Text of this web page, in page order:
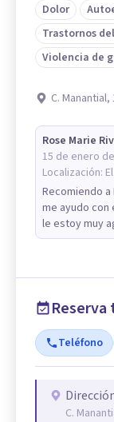
Dolor
Trastornos
Violencia de
C.
Rose Marie
15 de enero
Localización:
Recomiendo
me ayudo con
le estoy muy
Reserva
Teléfono
C.